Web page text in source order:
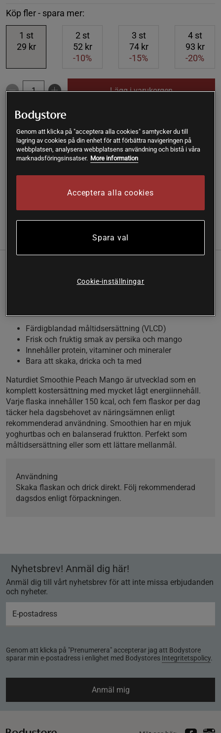
Köp fler - spara mer:
1 st
29 kr
2 st
52 kr
-10%
3 st
74 kr
-15%
4st
93 kr
-20%
Lägg i varukorgen
Fri frakt över 199 kr
SKU #A242-09| EAN7350028546701
Naturdiet Peach Mango Smoothie är en färdigblandad
måltidsersättning med frisk smak av persika och tropisk
Recensioner Näring & Ingredienser
innehåller ett balanserat näringsinnehåll med
Färdigblandad måltidsersättning (VLCD)
Frisk och fruktig smak av persika och mango
Innehåller protein, vitaminer och mineraler
Bara att skaka, dricka och ta med
Naturdiet Smoothie Peach Mango är utvecklad som en
komplett kostersättning med mycket lågt energiinnehåll.
Varje flaska innehåller 150 kcal, och fem flaskor per dag
täcker hela dagsbehovet av näringsämnen enligt
rekommenderad användning. Smoothien har en mjuk
yoghurtbas och en balanserad fruktton. Perfekt som
måltidsersättning eller som ett lättare mellanmål.
Användning
Skaka flaskan och drick direkt. Följ rekommenderad
dagsdos enligt förpackningen.
Nyhetsbrev! Anmäl dig här!
Anmäl dig till vårt nyhetsbrev för att inte missa erbjudanden
och nyheter.
Genom att klicka på "Prenumerera" accepterar jag att Bodystore
sparar min e-postadress i enlighet med Bodystores Integritetspolicy.
Anmäl mig
Genom att klicka på "acceptera alla cookies" samtycker du till
lagring av cookies på din enhet för att förbättra navigeringen på
webbplatsen, analysera webbplatsens användning och bistå i våra
marknadsföringsinsatser. More information
Acceptera alla cookies
Spara val
Cookie-inställningar